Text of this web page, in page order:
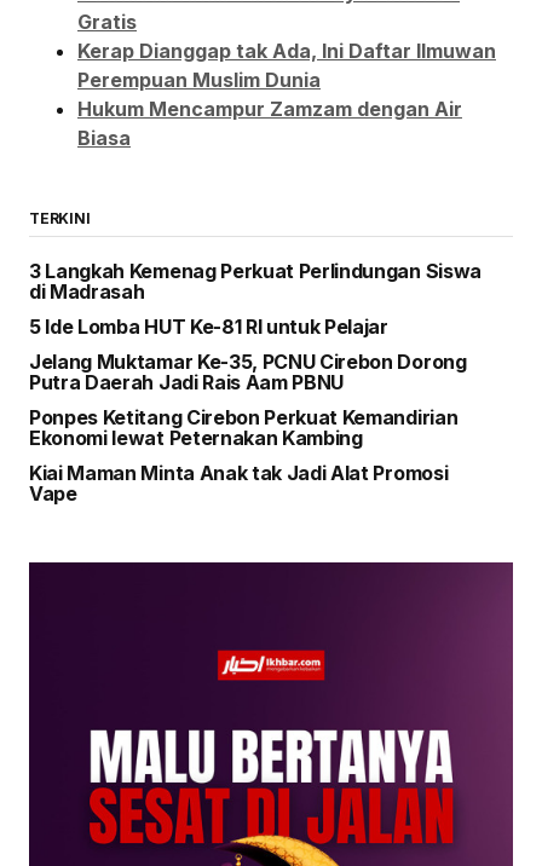
Gratis
Kerap Dianggap tak Ada, Ini Daftar Ilmuwan
Perempuan Muslim Dunia
Hukum Mencampur Zamzam dengan Air
Biasa
TERKINI
3 Langkah Kemenag Perkuat Perlindungan Siswa
di Madrasah
5 Ide Lomba HUT Ke-81 RI untuk Pelajar
Jelang Muktamar Ke-35, PCNU Cirebon Dorong
Putra Daerah Jadi Rais Aam PBNU
Ponpes Ketitang Cirebon Perkuat Kemandirian
Ekonomi lewat Peternakan Kambing
Kiai Maman Minta Anak tak Jadi Alat Promosi
Vape